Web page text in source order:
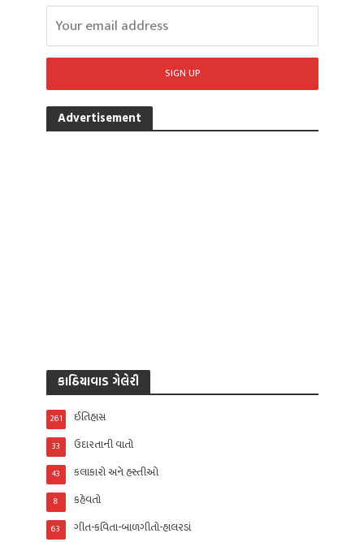
Advertisement
કાઠિયાવાડ ગેલેરી
ઈતિહાસ
261
ઉદારતાની વાતો
33
કલાકારો અને હસ્તીઓ
43
કહેવતો
8
ગીત-કવિતા-બાળગીતો-હાલરડાં
63